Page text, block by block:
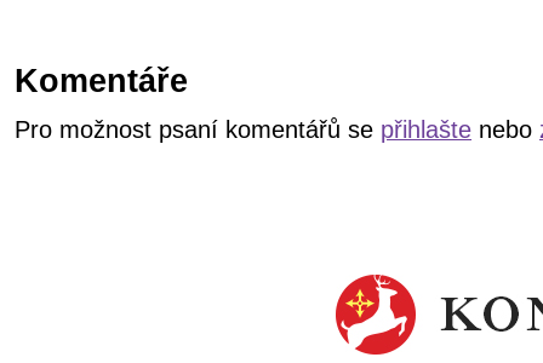
Komentáře
Pro možnost psaní komentářů se přihlašte nebo